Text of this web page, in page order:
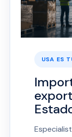
USA ES